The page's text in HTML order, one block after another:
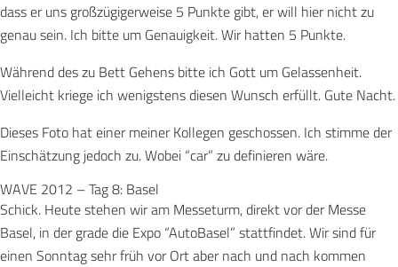
dass er uns großzügigerweise 5 Punkte gibt, er will hier nicht zu
genau sein. Ich bitte um Genauigkeit. Wir hatten 5 Punkte.
Während des zu Bett Gehens bitte ich Gott um Gelassenheit.
Vielleicht kriege ich wenigstens diesen Wunsch erfüllt. Gute Nacht.
Dieses Foto hat einer meiner Kollegen geschossen. Ich stimme der
Einschätzung jedoch zu. Wobei “car” zu definieren wäre.
WAVE 2012 – Tag 8: Basel
Schick. Heute stehen wir am Messeturm, direkt vor der Messe
Basel, in der grade die Expo “AutoBasel” stattfindet. Wir sind für
einen Sonntag sehr früh vor Ort aber nach und nach kommen